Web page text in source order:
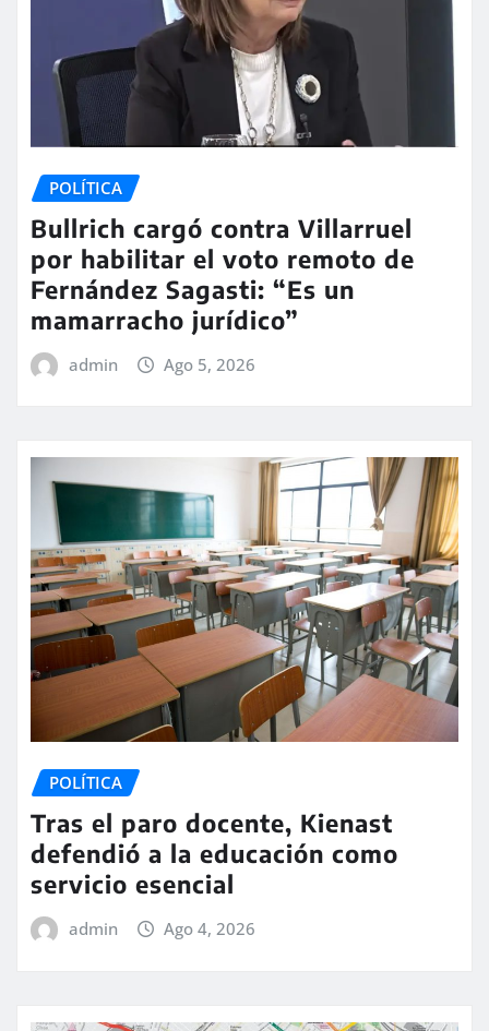
POLÍTICA
Bullrich cargó contra Villarruel
por habilitar el voto remoto de
Fernández Sagasti: “Es un
mamarracho jurídico”
admin Ago 5, 2026
POLÍTICA
Tras el paro docente, Kienast
defendió a la educación como
servicio esencial
admin Ago 4, 2026